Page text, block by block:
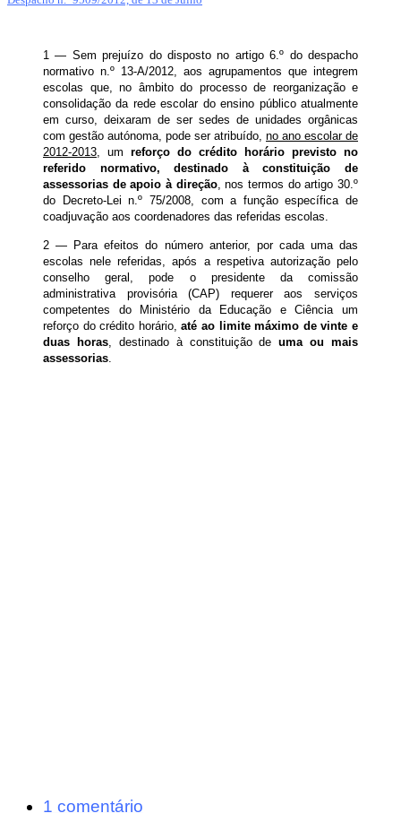
1 — Sem prejuízo do disposto no artigo 6.º do despacho
normativo n.º 13-A/2012, aos agrupamentos que integrem
escolas que, no âmbito do processo de reorganização e
consolidação da rede escolar do ensino público atualmente
em curso, deixaram de ser sedes de unidades orgânicas
com gestão autónoma, pode ser atribuído, no ano escolar de
2012-2013, um reforço do crédito horário previsto no
referido normativo,destinado à constituição de
assessorias de apoio à direção, nos termos do artigo 30.º
do Decreto-Lei n.º 75/2008, com a função específica de
coadjuvação aos coordenadores das referidas escolas.
2 — Para efeitos do número anterior, por cada uma das
escolas nele referidas, após a respetiva autorização pelo
conselho geral, pode o presidente da comissão
administrativa provisória (CAP) requerer aos serviços
competentes do Ministério da Educação e Ciência um
reforço do crédito horário,até ao limite máximo de vinte e
duas horas, destinado à constituição deuma ou mais
assessorias
1 comentário